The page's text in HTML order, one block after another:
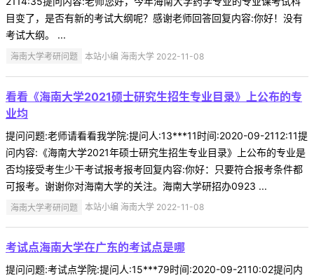
目变了，是否有新的考试大纲呢？感谢老师回答回复内容:你好！没有
考试大纲。 ...
海南大学考研问题 本站小编 海南大学 2022-11-08
看看《海南大学2021硕士研究生招生专业目录》上公布的专
业均
提问问题:老师请看看我学院:提问人:13***11时间:2020-09-2112:11提
问内容:《海南大学2021年硕士研究生招生专业目录》上公布的专业是
否均接受考生少干考试报考报考回复内容:你好：只要符合报考条件都
可报考。谢谢你对海南大学的关注。海南大学研招办0923 ...
海南大学考研问题 本站小编 海南大学 2022-11-08
考试点海南大学在广东的考试点是哪
提问问题:考试点学院:提问人:15***79时间:2020-09-2110:02提问内